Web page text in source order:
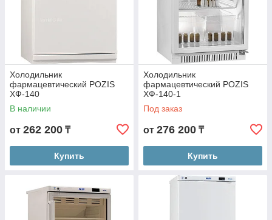
Холодильник
фармацевтический POZIS
ХФ-140
В наличии
от 262 200 ₸
Купить
Холодильник
фармацевтический POZIS
ХФ-140-1
Под заказ
от 276 200 ₸
Купить